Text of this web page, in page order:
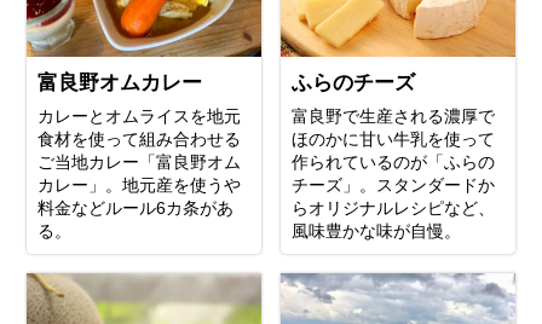
富良野オムカレー
カレーとオムライスを地元
食材を使って組み合わせる
ご当地カレー「富良野オム
カレー」。地元産を使うや
料金などルール6カ条があ
る。
ふらのチーズ
富良野で生産される濃厚で
ほのかに甘い牛乳を使って
作られているのが「ふらの
チーズ」。スタンダードか
らオリジナルレシピなど、
風味豊かな味が自慢。